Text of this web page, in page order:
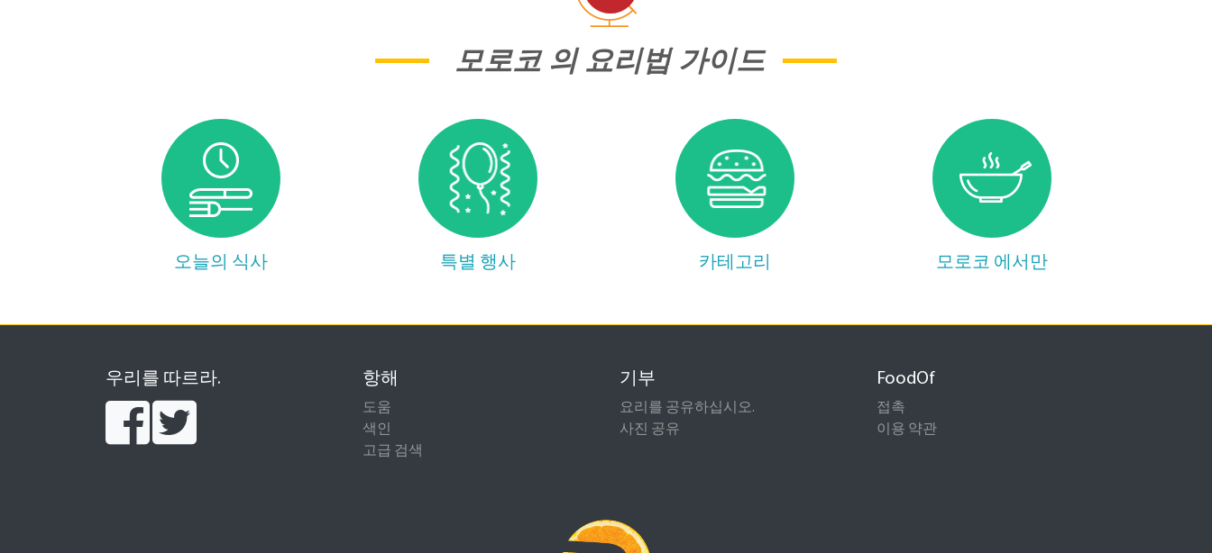
모로코 의 요리법 가이드
오늘의 식사 특별 행사 카테고리 모로코 에서만
우리를 따르라. 항해
도움
색인
고급 검색
기부
요리를 공유하십시오.
사진 공유
FoodOf
접촉
이용 약관